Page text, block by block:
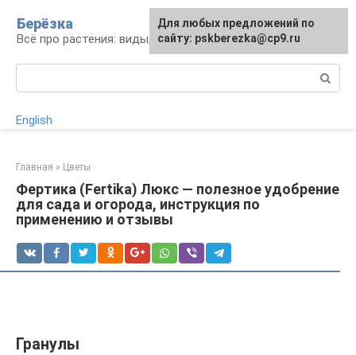
контенту
Берёзка
Всё про растения: виды, выращивание, уход
English
Главная » Цветы
Фертика (Fertika) Люкс — полезное удобрение
для сада и огорода, инструкция по
применению и отзывы
Гранулы
Для любых предложений по
сайту: pskberezka@cp9.ru